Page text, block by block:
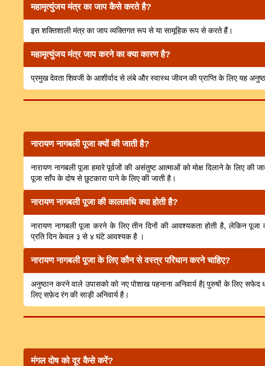
महामृत्युंजय मंत्र का जाप कैसे करते है?
इस शक्तिशाली मंत्र का जाप व्यक्तिगत रूप से या सामूहिक रूप से करते हैं।
महामृत्युंजय मंत्र जाप करने का क्या कारण है?
प्रमुख देवता शिवजी के आशीर्वाद से लंबे और स्वास्थ जीवन की प्राप्ति के लिए यह
नारायण नागबली पूजा क्यों की जाती है?
नारायण नागबली पूजा हमारे पूर्वजों की असंतुष्ट आत्माओं को मोक्ष दिलाने के लिए की
पूजा साँप के दोष से छुटकारा पाने के लिए की जाती है।
नारायण नागबली पूजा की कालावधि क्या होती है?
नारायण नागबली पूजा करने के लिए तीन दिनों की आवश्यकता होती है, लेकिन
प्रति दिन केवल ३ से ४ घंटे आवश्यक है ।
नारायण नागबली पूजा के लिए कौन से वस्त्र परिधान करने चाहिए?
अनुष्ठान करने वाले उपासको को नए पोशाख पहनाना अनिवार्य है| पुरुषों के लिए
लिए सफ़ेद रंग की साड़ी अनिवार्य है।
मंगल दोष को दूर कैसे करें?